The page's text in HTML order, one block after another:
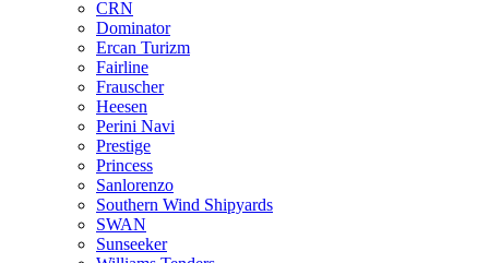
CRN
Dominator
Ercan Turizm
Fairline
Frauscher
Heesen
Perini Navi
Prestige
Princess
Sanlorenzo
Southern Wind Shipyards
SWAN
Sunseeker